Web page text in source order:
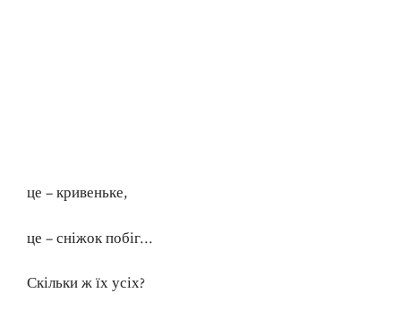
це – кривеньке,
це – сніжок побіг…
Скільки ж їх усіх?